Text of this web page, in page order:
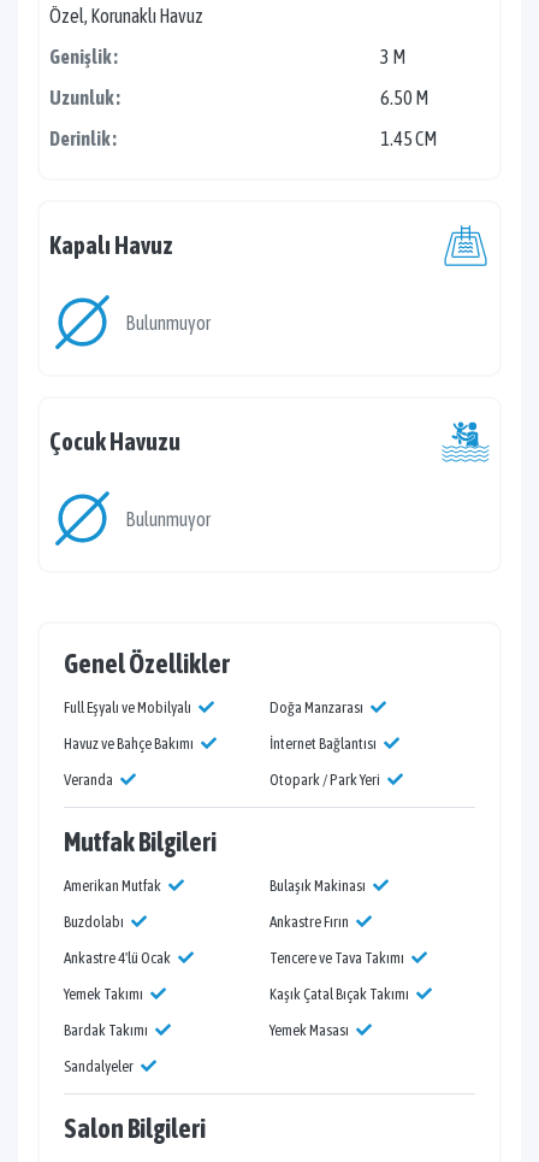
Özel, Korunaklı Havuz
Genişlik :
3 M
Uzunluk :
6.50 M
Derinlik :
1.45 CM
Kapalı Havuz
Bulunmuyor
Çocuk Havuzu
Bulunmuyor
Genel Özellikler
Full Eşyalı ve Mobilyalı
Doğa Manzarası
Havuz ve Bahçe Bakımı
İnternet Bağlantısı
Veranda
Otopark / Park Yeri
Mutfak Bilgileri
Amerikan Mutfak
Bulaşık Makinası
Buzdolabı
Ankastre Fırın
Ankastre 4'lü Ocak
Tencere ve Tava Takımı
Yemek Takımı
Kaşık Çatal Bıçak Takımı
Bardak Takımı
Yemek Masası
Sandalyeler
Salon Bilgileri